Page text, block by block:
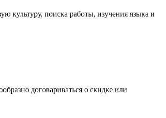
культуру, поиска работы, изучения языка и
договариваться о скидке или